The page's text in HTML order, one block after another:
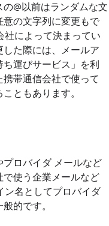
@以前はランダムな文
の文字列に変更もで
社によって決まってい
た際には、メールア
運びサービス」を利
帯通信会社で使って
ともあります。
ロバイダ メールなど
使う企業メールなど
ン名としてプロバイダ
的です。